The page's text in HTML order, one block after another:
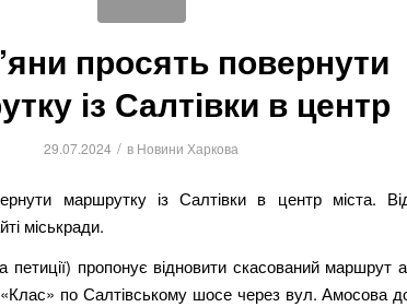
просять повернути
із Салтівки в центр
29.07.2024 / в Новини Харкова
маршрутку із Салтівки в центр міста.
міськради.
петиції) пропонує відновити скасований маршрут
по Салтівському шосе через вул. Амосова до